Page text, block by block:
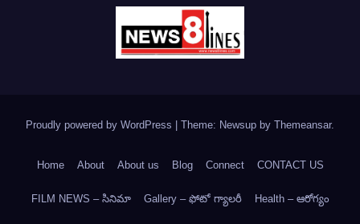
Proudly powered by WordPress Theme: Newsup by Themeansar.
Home About About us Blog Connect CONTACT US
FILM NEWS – సినిమా Gallery – ఫోటో గ్యాలరీ Health – ఆరోగ్యం